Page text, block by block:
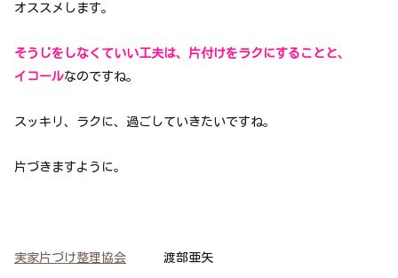
オススメします。
そうじをしなくていい工夫は、片付けをラクにすることと、
イコールなのですね。
スッキリ、ラクに、過ごしていきたいですね。
片づきますように。
実家片づけ整理協会 渡部亜矢